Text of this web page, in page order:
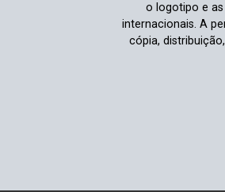
o logotipo e as
internacionais. A
cópia,